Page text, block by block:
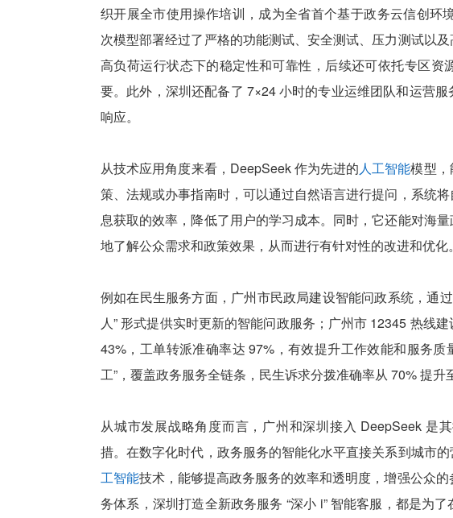
织开展全市使用操作培训，成为全省首个基于政务云信创环
次模型部署经过了严格的功能测试、安全测试、压力测试以
高负荷运行状态下的稳定性和可靠性，后续还可依托专区资
要。此外，深圳还配备了 7×24 小时的专业运维团队和运营
响应。
从技术应用角度来看，DeepSeek 作为先进的人工智能模型
策、法规或办事指南时，可以通过自然语言进行提问，系统
息获取的效率，降低了用户的学习成本。同时，它还能对海
地了解公众需求和政策效果，从而进行有针对性的改进和优化。
例如在民生服务方面，广州市民政局建设智能问政系统，通
人” 形式提供实时更新的智能问政服务；广州市 12345 热线
43%，工单转派准确率达 97%，有效提升工作效能和服务
工”，覆盖政务服务全链条，民生诉求分拨准确率从 70% 提升
从城市发展战略角度而言，广州和深圳接入 DeepSeek 是
措。在数字化时代，政务服务的智能化水平直接关系到城市
工智能技术，能够提高政务服务的效率和透明度，增强公众
务体系，深圳打造全新政务服务 “深小 i” 智能客服，都是为了